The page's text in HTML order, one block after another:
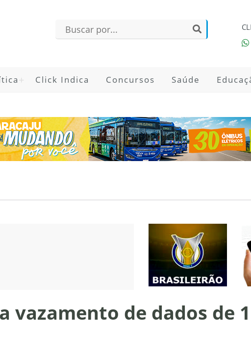
Click Indica Concursos Saúde
vazamento de dados de